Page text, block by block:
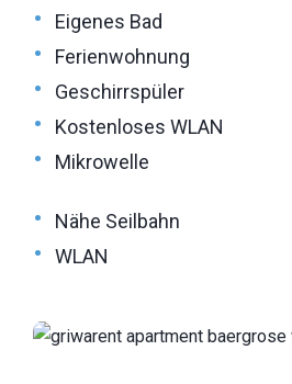
• Eigenes Bad
• Ferienwohnung
• Geschirrspüler
• Kostenloses WLAN
• Mikrowelle
• Nähe Seilbahn
• WLAN